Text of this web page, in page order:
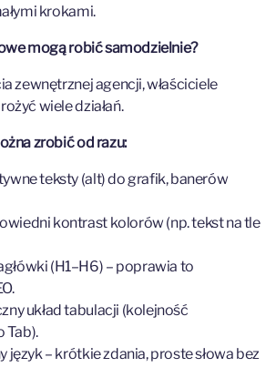
krokami.
mogą robić samodzielnie?
zewnętrznej agencji, właściciele
wiele działań.
zrobić od razu:
teksty (alt) do grafik, banerów
kontrast kolorów (np. tekst na tle
(H1–H6) – poprawia to
układ tabulacji (kolejność
Tab).
język – krótkie zdania, proste słowa bez